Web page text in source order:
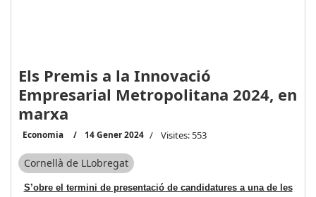
Els Premis a la Innovació
Empresarial Metropolitana 2024, en
marxa
Economia 14 Gener 2024 Visites: 553
Cornellà de LLobregat
S’obre el termini de presentació de candidatures a una de les